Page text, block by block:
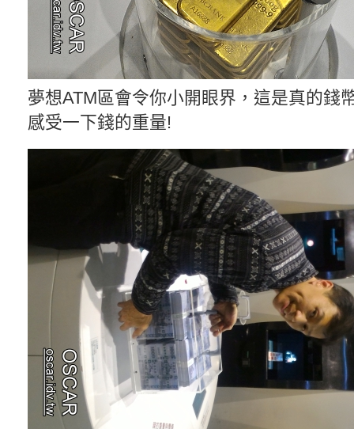
夢想ATM區會令你小開眼界，這是真的錢
感受一下錢的重量!